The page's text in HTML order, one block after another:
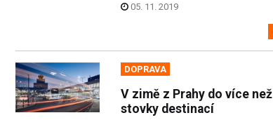
05. 11. 2019
DOPRAVA
V zimě z Prahy do více než
stovky destinací